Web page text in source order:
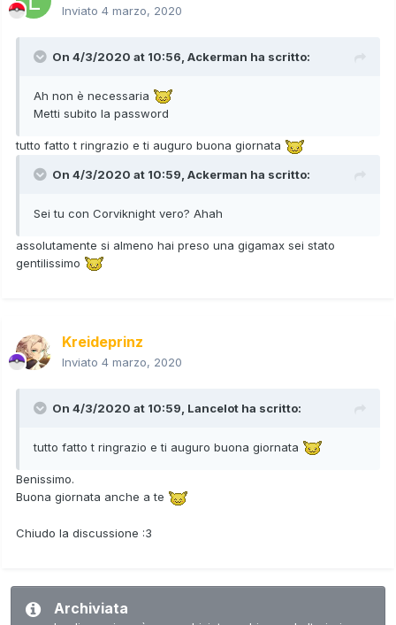
Inviato 4 marzo, 2020
On 4/3/2020 at 10:56, Ackerman ha scritto:
Ah non è necessaria
Metti subito la password
tutto fatto t ringrazio e ti auguro buona giornata
On 4/3/2020 at 10:59, Ackerman ha scritto:
Sei tu con Corviknight vero? Ahah
assolutamente si almeno hai preso una gigamax sei stato
gentilissimo
Kreideprinz
Inviato 4 marzo, 2020
On 4/3/2020 at 10:59, Lancelot ha scritto:
tutto fatto t ringrazio e ti auguro buona giornata
Benissimo.
Buona giornata anche a te
Chiudo la discussione :3
Archiviata